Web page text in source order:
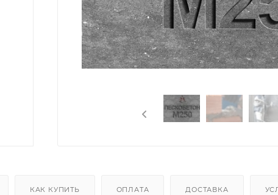
КАК КУПИТЬ ОПЛАТА ДОСТАВКА